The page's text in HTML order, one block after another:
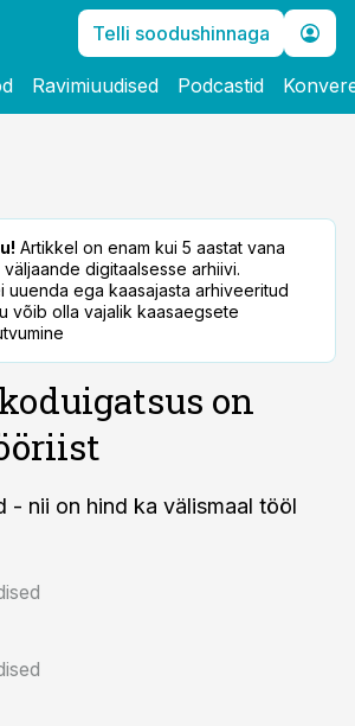
Telli soodushinnaga
Ravimiuudised Podcastid
Artikkel on enam kui 5 aastat vana
digitaalsesse arhiivi.
uuenda ega kaasajasta arhiveeritud
võib olla vajalik kaasaegsete
on
- nii on hind ka välismaal tööl